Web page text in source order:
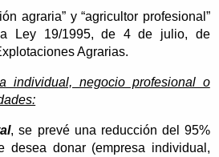
agraria” y “agricultor profesional”
Ley 19/1995, de 4 de julio, de
Agrarias.
individual, negocio profesional o
, se prevé una reducción del 95%
donar (empresa individual,